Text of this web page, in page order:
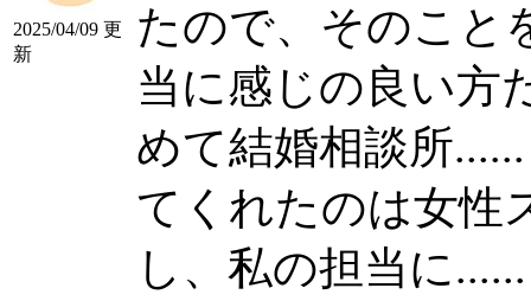
2025/04/09 更
新
たので、そのこと
当に感じの良い方
めて結婚相談所......
てくれたのは女性
し、私の担当に......